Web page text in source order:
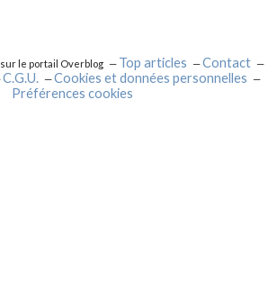
sur le portail Overblog Top articles
Contact
C.G.U.
Cookies et données personnelles
Préférences cookies